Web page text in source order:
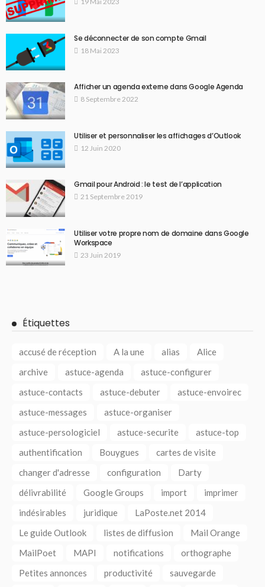
Se déconnecter de son compte Gmail
18 Mai 2023
Afficher un agenda externe dans Google Agenda
8 Septembre 2022
Utiliser et personnaliser les affichages d’Outlook
12 Juin 2020
Gmail pour Android : le test de l’application
21 Septembre 2019
Utiliser votre propre nom de domaine dans Google
Workspace
23 Juin 2019
Étiquettes
accusé de réception A la une alias
Alice
archive
astuce-agenda
astuce-configurer
astuce-contacts
astuce-debuter
astuce-envoirec
astuce-messages
astuce-organiser
astuce-persologiciel
astuce-securite
astuce-top
authentification
Bouygues
cartes de visite
changer d'adresse
configuration
Darty
délivrabilité
Google Groups import
imprimer
indésirables
juridique
LaPoste.net 2014
Le guide Outlook
listes de diffusion
Mail Orange
MailPoet
MAPI notifications
orthographe
Petites annonces
productivité
sauvegarde